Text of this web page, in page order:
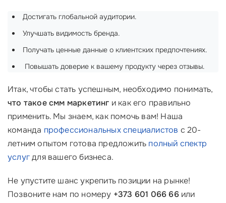
Достигать глобальной аудитории.
Улучшать видимость бренда.
Получать ценные данные о клиентских предпочтениях.
‍ Повышать доверие к вашему продукту через отзывы.
Итак, чтобы стать успешным, необходимо понимать,
что такое смм маркетинг и как его правильно
применить. Мы знаем, как помочь вам! Наша
команда профессиональных специалистов с 20-
летним опытом готова предложить полный спектр
услугдля вашего бизнеса.
Не упустите шанс укрепить позиции на рынке!
Позвоните нам по номеру +373 601 066 66или